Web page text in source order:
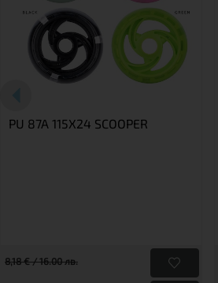
PU 87A 115X24 SCOOPER
8,18 € / 16.00 лв.